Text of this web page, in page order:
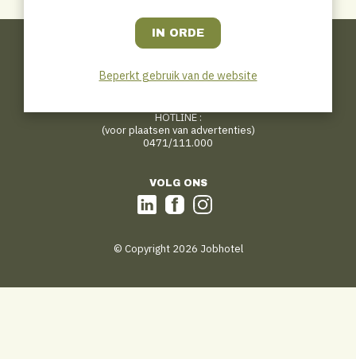
CONTACT
Jobhotel.be
B–2018 Antwerp
HOTLINE :
(voor plaatsen van advertenties)
0471/111.000
VOLG ONS
© Copyright 2026 Jobhotel
Beperkt gebruik van de website